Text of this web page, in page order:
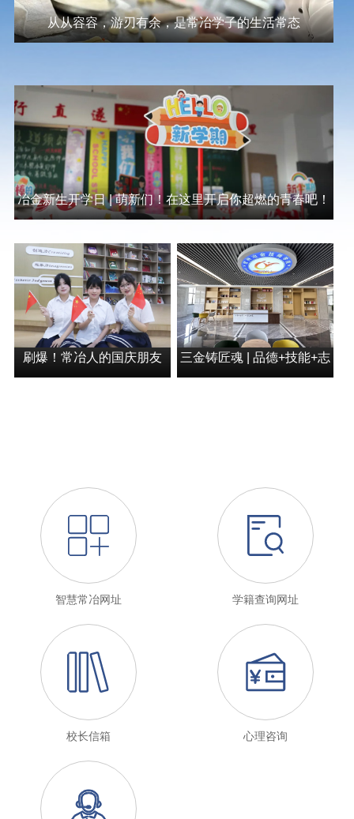
从从容容，游刃有余，是常冶学子的生活常态
冶金新生开学日 | 萌新们！在这里开启你超燃的青春吧！
刷爆！常冶人的国庆朋友 三金铸匠魂 | 品德+技能+志
智慧常冶网址 学籍查询网址
校长信箱 心理咨询